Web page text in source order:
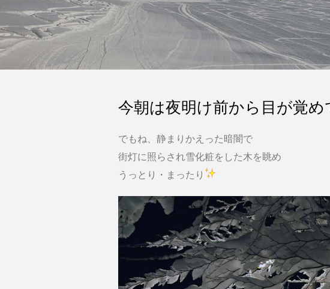
今朝は夜明け前から目が覚め
でもね、静まりかえった暗闇で
街灯に照らされ雪化粧をした木を眺め
うっとり・まったり